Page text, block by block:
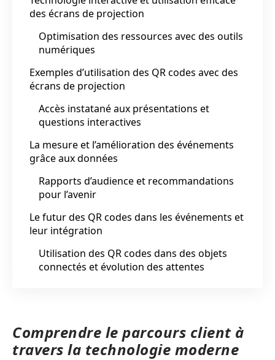
des écrans de projection
Optimisation des ressources avec des outils
numériques
Exemples d’utilisation des QR codes avec des
écrans de projection
Accès instatané aux présentations et
questions interactives
La mesure et l’amélioration des événements
grâce aux données
Rapports d’audience et recommandations
pour l’avenir
Le futur des QR codes dans les événements et
leur intégration
Utilisation des QR codes dans des objets
connectés et évolution des attentes
Comprendre le parcours client à
travers la technologie moderne